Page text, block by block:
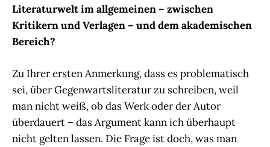
Literaturwelt im allgemeinen – zwischen
Kritikern und Verlagen – und dem akademischen
Bereich?
Zu Ihrer ersten Anmerkung, dass es problematisch
sei, über Gegenwartsliteratur zu schreiben, weil
man nicht weiß, ob das Werk oder der Autor
überdauert – das Argument kann ich überhaupt
nicht gelten lassen. Die Frage ist doch, was man